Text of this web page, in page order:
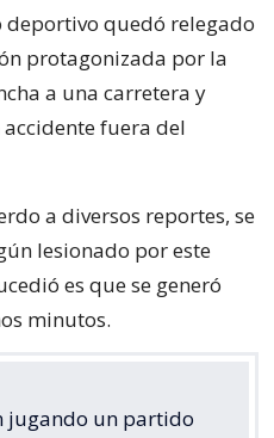
quedó relegado
protagonizada por la
a una carretera y
fuera del
a diversos reportes, se
lesionado por este
es que se generó
minutos.
jugando un partido